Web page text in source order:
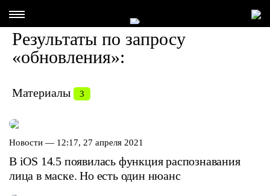
Результаты по запросу
«обновления»:
Материалы 3
Новости — 12:17, 27 апреля 2021
В iOS 14.5 появилась функция распознавания
лица в маске. Но есть один нюанс